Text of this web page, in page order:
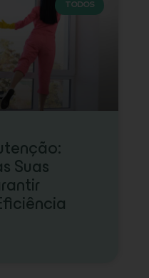
TODOS
Suas